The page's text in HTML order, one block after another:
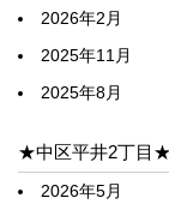
2026年2月
2025年11月
2025年8月
★中区平井2丁目
2026年5月